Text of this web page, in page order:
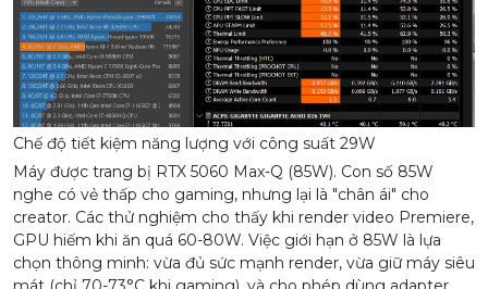
Chế độ tiết kiệm năng lượng với công suất 29W
Máy được trang bị RTX 5060 Max-Q (85W). Con số 85W
nghe có vẻ thấp cho gaming, nhưng lại là "chân ái" cho
creator. Các thử nghiệm cho thấy khi render video Premiere,
GPU hiếm khi ăn quá 60-80W. Việc giới hạn ở 85W là lựa
chọn thông minh: vừa đủ sức mạnh render, vừa giữ máy siêu